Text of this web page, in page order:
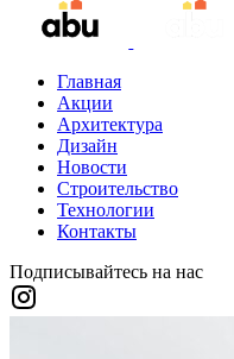
Главная
Акции
Архитектура
Дизайн
Новости
Строительство
Технологии
Контакты
Подписывайтесь на нас